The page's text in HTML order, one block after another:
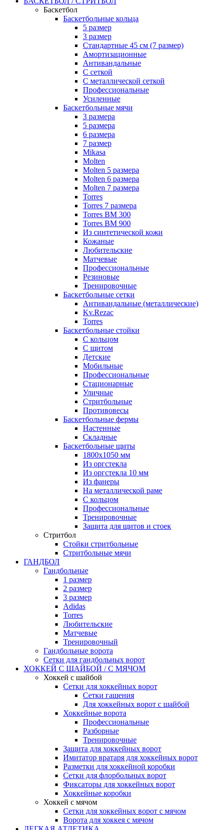
Баскетбол
Баскетбольные кольца
5 размер
3 размер
Стандартные 45 см (7 размер)
Амортизационные
Антивандальные
С сеткой
С металлической сеткой
Профессиональные
Усиленные
Баскетбольные мячи
3 размера
5 размера
6 размера
7 размер
Mikasa
Molten
Molten 5 размера
Molten 6 размера
Molten 7 размера
Torres
Torres 7 размера
Torres BM 300
Torres BM 900
Из синтетической кожи
Кожаные
Любительские
Матчевые
Профессиональные
Резиновые
Тренировочные
Баскетбольные сетки
Антивандальные (металлические)
Kv.Rezac
Torres
Баскетбольные стойки
С кольцом
С щитом
Детские
Мобильные
Профессиональные
Стационарные
Уличные
Стритбольные
Противовесы
Баскетбольные фермы
Настенные
Складные
Баскетбольные щиты
1800х1050 мм
Из оргстекла
Из оргстекла 10 мм
Из фанеры
На металлической раме
С кольцом
Профессиональные
Тренировочные
Защита для щитов и стоек
Стритбол
Стойки стритбольные
Стритбольные мячи
ГАНДБОЛ
Гандбольные
1 размер
2 размер
3 размер
Adidas
Torres
Любительские
Матчевые
Тренировочный
Гандбольные ворота
Сетки для гандбольных ворот
ХОККЕЙ С ШАЙБОЙ / С МЯЧОМ
Хоккей с шайбой
Сетки для хоккейных ворот
Сетки гашения
Для хоккейных ворот с шайбой
Хоккейные ворота
Профессиональные
Разборные
Тренировочные
Защита для хоккейных ворот
Имитатор вратаря для хоккейных ворот
Разметки для хоккейной коробки
Сетки для флорбольных ворот
Фиксаторы для хоккейных ворот
Хоккейные коробки
Хоккей с мячом
Сетки для хоккейных ворот с мячом
Ворота для хоккея с мячом